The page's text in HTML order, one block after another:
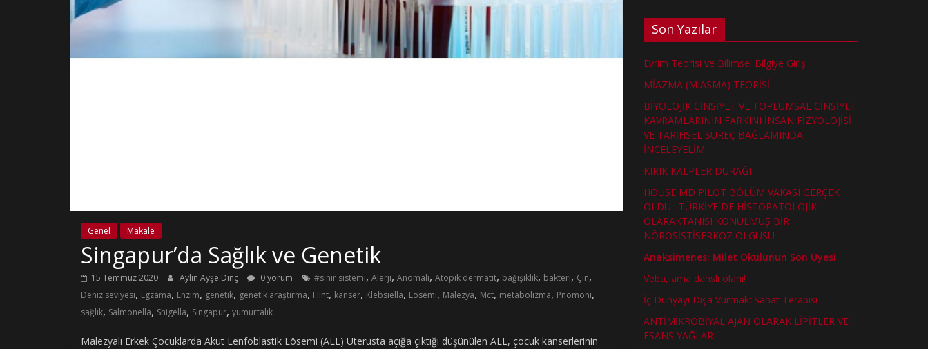
Genel Makale
Singapur’da Sağlık ve Genetik
15 Temmuz 2020 Aylin Ayşe Dinç 0 yorum #sinir sistemi, Alerji, Anomali, Atopik dermatit, bağışıklık, bakteri, Çin,
Deniz seviyesi, Egzama, Enzim, genetik, genetik araştırma, Hint, kanser, Klebsiella, Lösemi, Malezya, Mct, metabolizma, Pnömoni,
sağlık, Salmonella, Shigella, Singapur, yumurtalık
Malezyalı Erkek Çocuklarda Akut Lenfoblastik Lösemi (ALL) Uterusta açığa çıktığı düşünülen ALL, çocuk kanserlerinin
Son Yazılar
Evrim Teorisi ve Bilimsel Bilgiye Giriş
MİAZMA (MIASMA) TEORİSİ
BİYOLOJİK CİNSİYET VE TOPLUMSAL CİNSİYET
KAVRAMLARININ FARKINI İNSAN FİZYOLOJİSİ
VE TARİHSEL SÜREÇ BAĞLAMINDA
İNCELEYELİM
KIRIK KALPLER DURAĞI
HOUSE MD PİLOT BÖLÜM VAKASI GERÇEK
OLDU : TÜRKİYE´DE HİSTOPATOLOJİK
OLARAKTANISI KONULMUŞ BİR
NÖROSİSTİSERKOZ OLGUSU
Anaksimenes: Milet Okulunun Son Üyesi
Veba, ama danslı olanı!
İç Dünyayı Dışa Vurmak: Sanat Terapisi
ANTİMİKROBİYAL AJAN OLARAK LİPİTLER VE
ESANS YAĞLARI